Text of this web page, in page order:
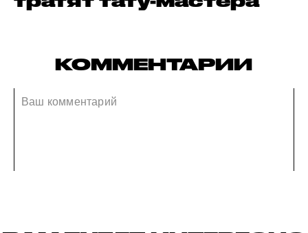
КОММЕНТАРИИ